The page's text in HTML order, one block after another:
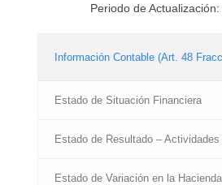
Periodo de
Información Contable (Art. 48
Estado de Situación Financiera
Estado de Resultado – Actividades
Estado de Variación en la